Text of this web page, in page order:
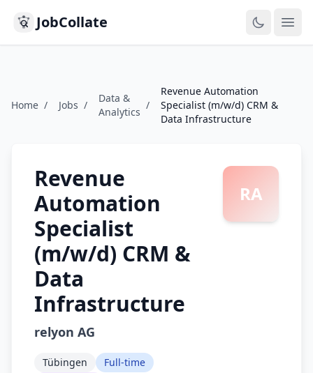
JobCollate
Home / Jobs /
Data &
Analytics
/
Revenue Automation
Specialist (m/w/d) CRM &
Data Infrastructure
Revenue
Automation
Specialist
(m/w/d) CRM &
Data
Infrastructure
relyon AG
Tübingen
Full-time
RA